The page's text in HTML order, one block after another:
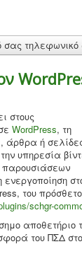
σας
στους
WordPress, τη
ή
υπηρεσία
παρουσιάσεων
του
schgr-
αποθετήριο
του ΠΣΔ